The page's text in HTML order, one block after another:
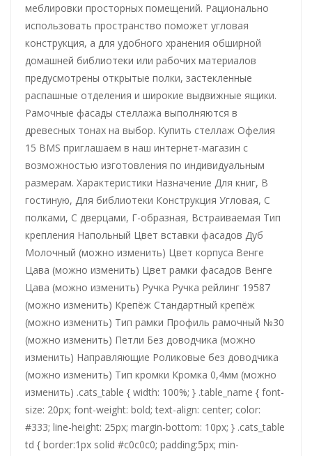
меблировки просторных помещений. Рационально
использовать пространство поможет угловая
конструкция, а для удобного хранения обширной
домашней библиотеки или рабочих материалов
предусмотрены открытые полки, застекленные
распашные отделения и широкие выдвижные ящики.
Рамочные фасады стеллажа выполняются в
древесных тонах на выбор. Купить стеллаж Офелия
15 BMS приглашаем в наш интернет-магазин с
возможностью изготовления по индивидуальным
размерам. Характеристики Назначение Для книг, В
гостиную, Для библиотеки Конструкция Угловая, С
полками, С дверцами, Г-образная, Встраиваемая Тип
крепления Напольный Цвет вставки фасадов Дуб
Молочный (можно изменить) Цвет корпуса Венге
Цава (можно изменить) Цвет рамки фасадов Венге
Цава (можно изменить) Ручка Ручка рейлинг 19587
(можно изменить) Крепёж Стандартный крепёж
(можно изменить) Тип рамки Профиль рамочный №30
(можно изменить) Петли Без доводчика (можно
изменить) Направляющие Роликовые без доводчика
(можно изменить) Тип кромки Кромка 0,4мм (можно
изменить) .cats_table { width: 100%; } .table_name { font-
size: 20px; font-weight: bold; text-align: center; color:
#333; line-height: 25px; margin-bottom: 10px; } .cats_table
td { border:1px solid #c0c0c0; padding:5px; min-